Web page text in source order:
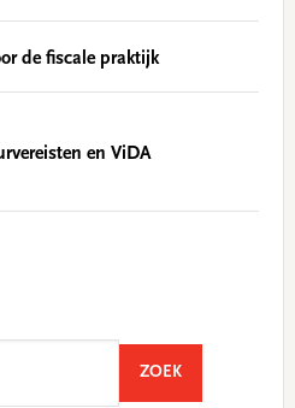
de fiscale praktijk
en ViDA
ZOEKSEARCH